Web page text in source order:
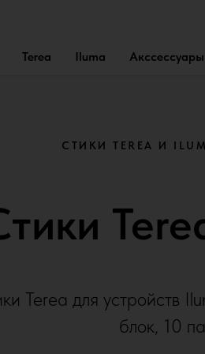
Terea Iluma Акссессуары
СТИКИ TEREA И
Terea для устройств
блок, 10